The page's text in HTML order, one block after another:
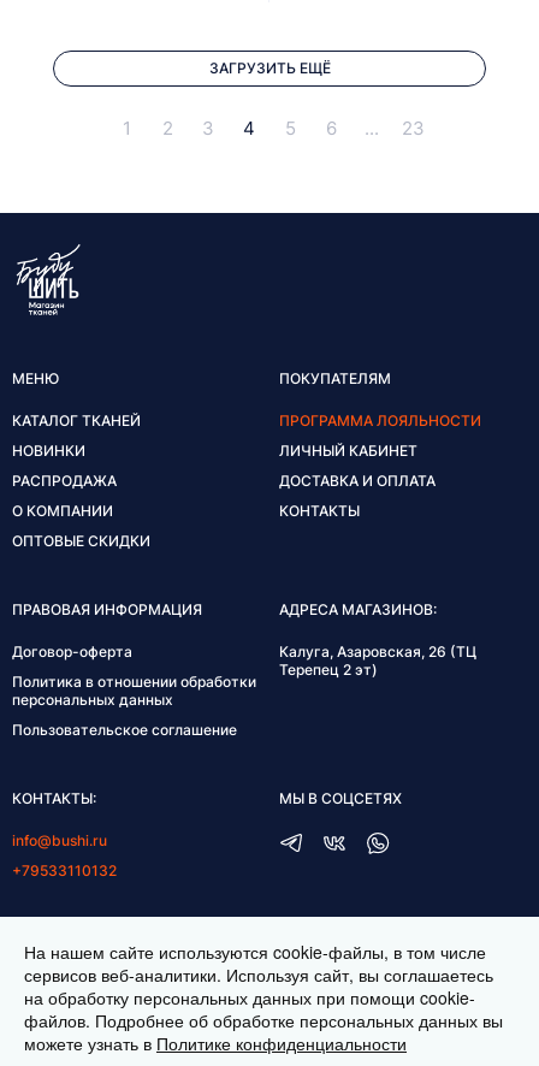
ЗАГРУЗИТЬ ЕЩЁ
1 2 3 4 5 6 ... 23
МЕНЮ
КАТАЛОГ ТКАНЕЙ
НОВИНКИ
РАСПРОДАЖА
О КОМПАНИИ
ОПТОВЫЕ СКИДКИ
ПОКУПАТЕЛЯМ
ПРОГРАММА ЛОЯЛЬНОСТИ
ЛИЧНЫЙ КАБИНЕТ
ДОСТАВКА И ОПЛАТА
КОНТАКТЫ
ПРАВОВАЯ ИНФОРМАЦИЯ
Договор-оферта
Политика в отношении обработки
персональных данных
Пользовательское соглашение
АДРЕСА МАГАЗИНОВ:
Калуга, Азаровская, 26 (ТЦ
Терепец 2 эт)
КОНТАКТЫ:
info@bushi.ru
+79533110132
пн-пт 10:00-19:00
сб 11:00-17:00
МЫ В СОЦСЕТЯХ
На нашем сайте используются cookie-файлы, в том числе
сервисов веб-аналитики. Используя сайт, вы соглашаетесь
на обработку персональных данных при помощи cookie-
файлов. Подробнее об обработке персональных данных вы
можете узнать в Политике конфиденциальности